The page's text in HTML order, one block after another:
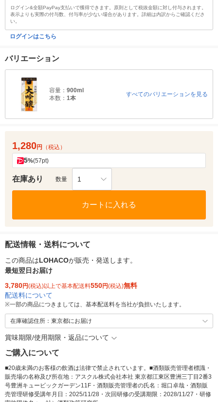
ログイン&全額PayPay支払いで獲得できます。原則として税抜金額に対し付与されます。
表示よりも実際の付与数、付与率が少ない場合があります。詳細は内訳からご確認くださ
い。
ログインはこちら
バリエーション
容量： 900ml
本数： 1本
すべてのバリエーションを見る
1,280円 （税込）
5%(57pt)
在庫あり 数量 1
カートに入れる
配送情報・送料について
この商品はLOHACOが販売・発送します。
最短翌日お届け
3,780円(税込)以上で基本配送料550円(税込)無料
配送料について
※一部の商品につきましては、基本配送料を当社が負担いたします。
在庫確認住所：東京都にお届け
賞味期限/使用期限・返品について
ご購入について
■20歳未満のお客様の飲酒は法律で禁止されています。■酒類販売管理者標識・
販売場の名称及び所在地：アスクル株式会社本社 東京都江東区豊洲三丁目2番3
号豊洲キュービックガーデン11F・酒類販売管理者の氏名：堀口卓哉・酒類販
売管理研修受講年月日：2025/11/28・次回研修の受講期限：2028/11/27・研修